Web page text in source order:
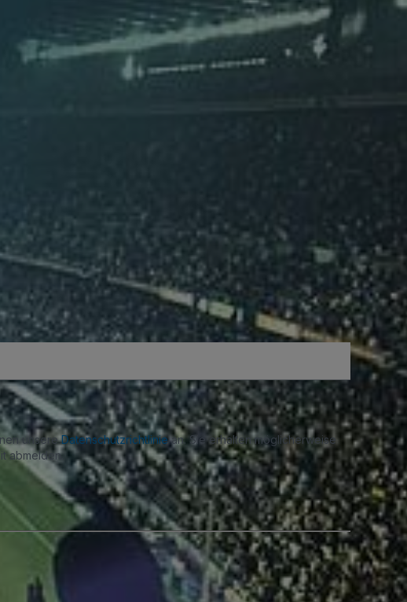
unsereDatenschutzrichtliniean. Sie erhalten möglicherweise
abmelden.